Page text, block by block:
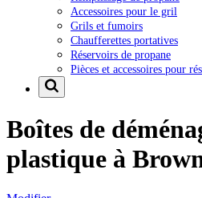
Accessoires pour le gril
Grils et fumoirs
Chaufferettes portatives
Réservoirs de propane
Pièces et accessoires pour
Boîtes de
plastique à